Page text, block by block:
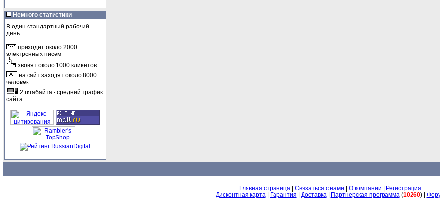
Немного статистики
В один стандартный рабочий
день...
приходит около 2000
электронных писем
звонят около 1000 клиентов
на сайт заходят около 8000
человек
2 гигабайта - средний трафик
сайта
Главная страница| Связаться с нами О компании
Регистрация
Дисконтная карта| Гарантия Доставка| Партнерская программа(10260) |